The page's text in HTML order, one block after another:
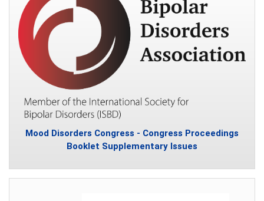
Mood Disorders Congress - Congress Proceedings
Booklet Supplementary Issues